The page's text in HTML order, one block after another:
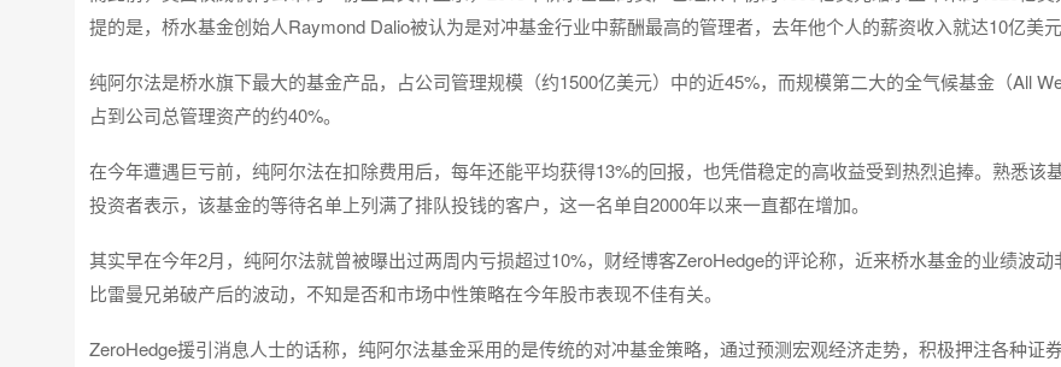
提的是，桥水基金创始人Raymond Dalio被认为是对冲基金行业中薪酬最高的管理者，去年他个人的薪资收入就达10亿美元
纯阿尔法是桥水旗下最大的基金产品，占公司管理规模（约1500亿美元）中的近45%，而规模第二大的全气候基金（All
占到公司总管理资产的约40%。
在今年遭遇巨亏前，纯阿尔法在扣除费用后，每年还能平均获得13%的回报，也凭借稳定的高收益受到热烈追捧。熟悉该
投资者表示，该基金的等待名单上列满了排队投钱的客户，这一名单自2000年以来一直都在增加。
其实早在今年2月，纯阿尔法就曾被曝出过两周内亏损超过10%，财经博客ZeroHedge的评论称，近来桥水基金的业绩波动
比雷曼兄弟破产后的波动，不知是否和市场中性策略在今年股市表现不佳有关。
ZeroHedge援引消息人士的话称，纯阿尔法基金采用的是传统的对冲基金策略，通过预测宏观经济走势，积极押注各种证券